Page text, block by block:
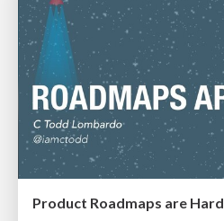
Product Roadmaps are Hard